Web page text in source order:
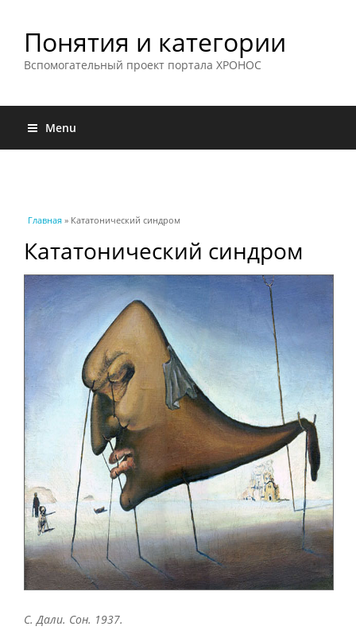
Понятия и категории
Вспомогательный проект портала ХРОНОС
Menu
Вы здесь
Главная » Кататонический синдром
Кататонический синдром
С. Дали. Сон. 1937.